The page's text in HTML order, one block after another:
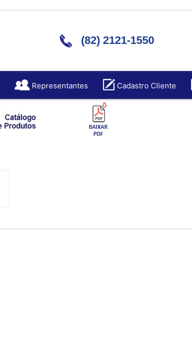
(82) 2121-1550
Representantes Cadastro Cliente